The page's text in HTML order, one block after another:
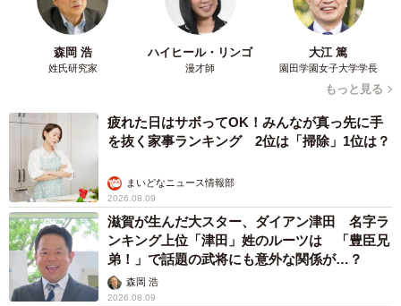
森岡 浩
姓氏研究家
ハイヒール・リンゴ
漫才師
大江 篤
園田学園女子大学学長
もっと見る
疲れた日はサボってOK！みんなが真っ先に手
を抜く家事ランキング 2位は「掃除」1位は？
まいどなニュース情報部
2026.08.09
滋賀が生んだ大スター、ダイアン津田 名字ラ
ンキング上位「津田」姓のルーツは 「豊臣兄
弟！」で話題の武将にも意外な関係が…？
森岡 浩
2026.08.09